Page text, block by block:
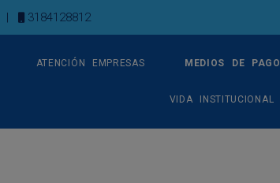
| 3184128812
ATENCIÓN EMPRESAS MEDIOS DE PAGO
VIDA INSTITUCIONAL